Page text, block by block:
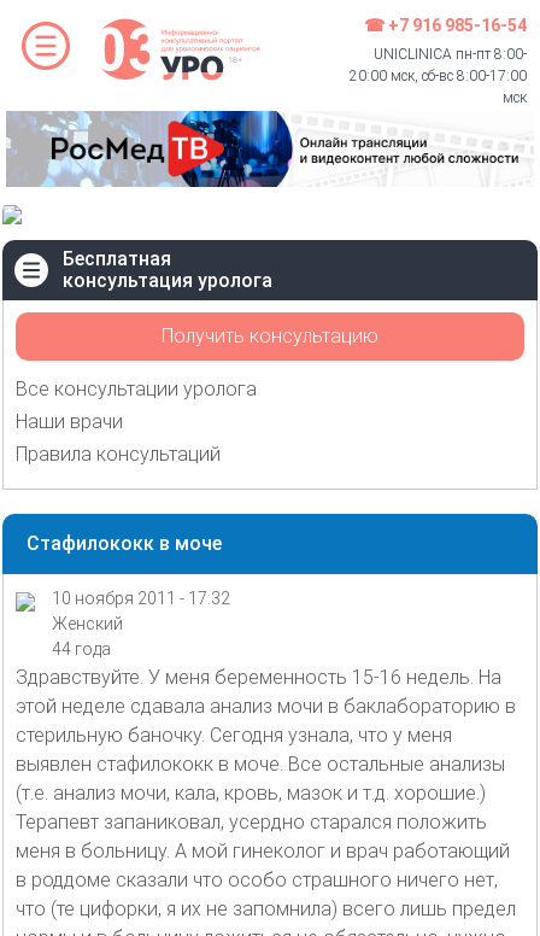
☎ +7 916 985-16-54
UNICLINICA пн-пт 8:00-
20:00 мск, сб-вс 8:00-17:00
мск
Бесплатная
консультация уролога
Получить консультацию
Все консультации уролога
Наши врачи
Правила консультаций
Стафилококк в моче
10 ноября 2011 - 17:32
Женский
44 года
Здравствуйте. У меня беременность 15-16 недель. На
этой неделе сдавала анализ мочи в баклабораторию в
стерильную баночку. Сегодня узнала, что у меня
выявлен стафилококк в моче. Все остальные анализы
(т.е. анализ мочи, кала, кровь, мазок и т.д. хорошие.)
Терапевт запаниковал, усердно старался положить
меня в больницу. А мой гинеколог и врач работающий
в роддоме сказали что особо страшного ничего нет,
что (те цифорки, я их не запомнила) всего лишь предел